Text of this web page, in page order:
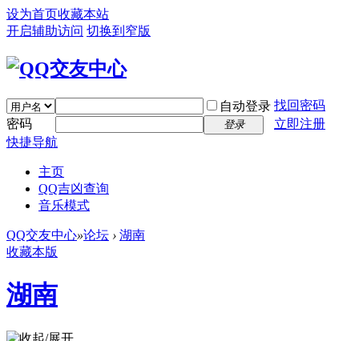
设为首页收藏本站
开启辅助访问 切换到窄版
自动登录 找回密码
密码
登录
立即注册
快捷导航
主页
QQ吉凶查询
音乐模式
QQ交友中心»论坛 › 湖南
收藏本版
湖南